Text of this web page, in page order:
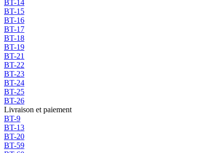
BT-14
BT-15
BT-16
BT-17
BT-18
BT-19
BT-21
BT-22
BT-23
BT-24
BT-25
BT-26
Livraison et paiement
BT-9
BT-13
BT-20
BT-59